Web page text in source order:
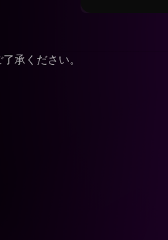
承ください。